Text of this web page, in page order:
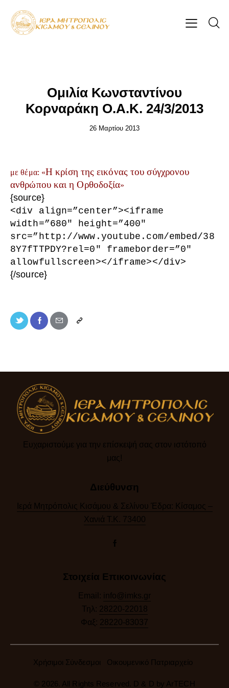
Ομιλία Κωνσταντίνου
Κορναράκη Ο.Α.Κ. 24/3/2013
26 Μαρτίου 2013
με θέμα: «Η κρίση της εικόνας του σύγχρονου
ανθρώπου και η Ορθοδοξία»
{source}
<div align=”center”><iframe
width=”680″ height=”400″
src=”http://www.youtube.com/embed/38
8Y7fTTPDY?rel=0″ frameborder=”0″
allowfullscreen></iframe></div>
{/source}
Ευχαριστούμε για την επίσκεψή σας στον ιστότοπό
μας!​
Διεύθυνση
Ιερά Μητρόπολις Κισάμου & Σελίνου Έδρα: Κίσαμος –
Χανιά Τ.Κ. 73400
Στοιχεία Επικοινωνίας
Email: info@imks.gr
Τηλ: 28220-22018
Φαξ: 28220-83037
Χρήσιμοι Σύνδεσμοι Οικουμενικό Πατριαρχείο
© 2026. All Rights Reserved. D & D by ArTECH